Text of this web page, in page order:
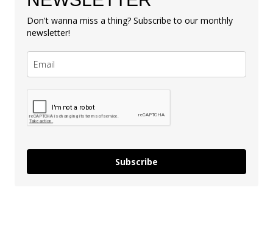
Don't wanna miss a thing? Subscribe to our monthly
newsletter!
Subscribe